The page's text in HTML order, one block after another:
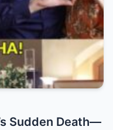
Sudden Death—